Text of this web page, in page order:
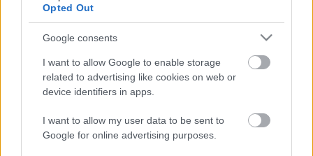
Opted Out
Google consents
I want to allow Google to enable storage
related to advertising like cookies on web or
device identifiers in apps.
I want to allow my user data to be sent to
Google for online advertising purposes.
jelenlétével hozzájáruljon a szerzők és az olvasók
közötti nyitott, emberséges párbeszédhez, hiszen a
könyv nem csupán egy árú a fogyasztói társadalom
hatalmas polcrendszerében, hanem jó esetben sok
szempontból megköztelíthető, az olvasók - és nem
csak a kritika számára érdekes - vitákat,
beszélgetéseket inspiráló kulturális termék, melynek
szellemisége nem szorítható grafikonok és szilárdan
lefektetett szabályrendszerek közé.